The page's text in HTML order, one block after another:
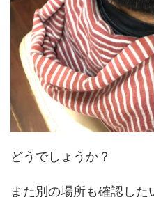
どうでしょうか？
また別の場所も確認し